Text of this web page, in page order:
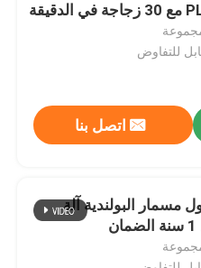
للتفاوض
اتصل بنا
مسمار البولندية آلة